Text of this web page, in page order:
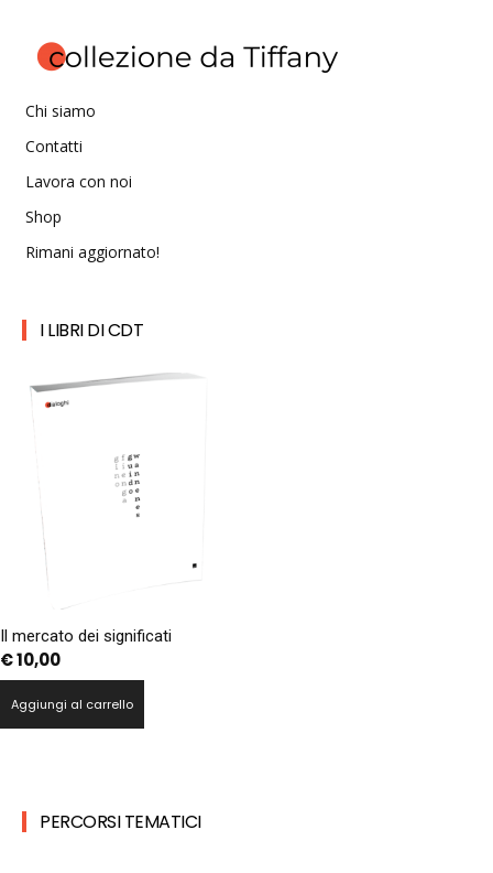
Chi siamo
Contatti
Lavora con noi
Shop
Rimani aggiornato!
I LIBRI DI CDT
Il mercato dei significati
€10,00
Aggiungi al carrello
PERCORSI TEMATICI